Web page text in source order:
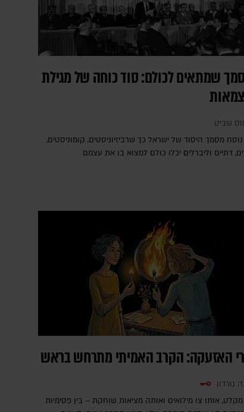
שמתאים לכולם: סוד כוחה של מגילת
שביט
נוסח מסמך היסוד של ישראל כך שרביזיוניסטים, קומוניסטים,
דתיים וליברלים יכלו כולם למצוא בו את עצמם
האזעקה: הקרב האמיתי מתרחש בראש
גורדון
מקלט, אותו צו מילואים ואותה מציאות שוחקת – בין פסימיות